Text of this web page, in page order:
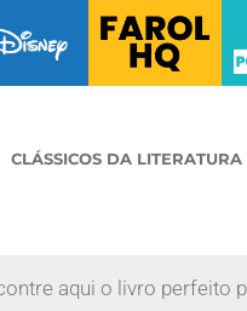
CLÁSSICOS DA LITERATURA